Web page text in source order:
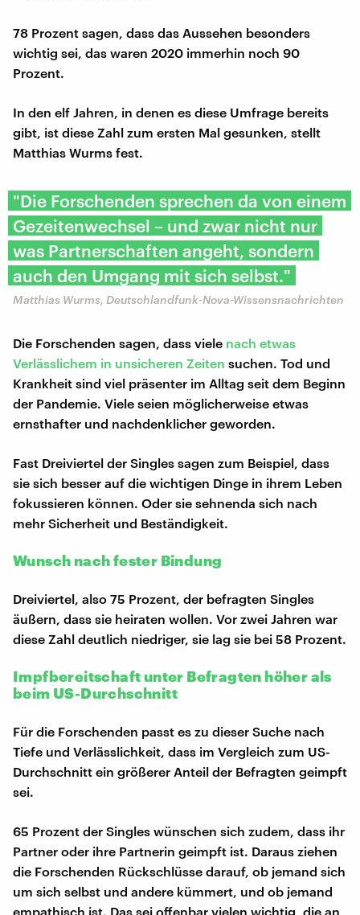
78 Prozent sagen, dass das Aussehen besonders
wichtig sei, das waren 2020 immerhin noch 90
Prozent.
In den elf Jahren, in denen es diese Umfrage bereits
gibt, ist diese Zahl zum ersten Mal gesunken, stellt
Matthias Wurms fest.
"Die Forschenden sprechen da von einem
Gezeitenwechsel – und zwar nicht nur
was Partnerschaften angeht, sondern
auch den Umgang mit sich selbst."
Matthias Wurms, Deutschlandfunk-Nova-Wissensnachrichten
Die Forschenden sagen, dass viele nach etwas
Verlässlichem in unsicheren Zeiten suchen. Tod und
Krankheit sind viel präsenter im Alltag seit dem Beginn
der Pandemie. Viele seien möglicherweise etwas
ernsthafter und nachdenklicher geworden.
Fast Dreiviertel der Singles sagen zum Beispiel, dass
sie sich besser auf die wichtigen Dinge in ihrem Leben
fokussieren können. Oder sie sehnenda sich nach
mehr Sicherheit und Beständigkeit.
Wunsch nach fester Bindung
Dreiviertel, also 75 Prozent, der befragten Singles
äußern, dass sie heiraten wollen. Vor zwei Jahren war
diese Zahl deutlich niedriger, sie lag sie bei 58 Prozent.
Impfbereitschaft unter Befragten höher als
beim US-Durchschnitt
Für die Forschenden passt es zu dieser Suche nach
Tiefe und Verlässlichkeit, dass im Vergleich zum US-
Durchschnitt ein größerer Anteil der Befragten geimpft
sei.
65 Prozent der Singles wünschen sich zudem, dass ihr
Partner oder ihre Partnerin geimpft ist. Daraus ziehen
die Forschenden Rückschlüsse darauf, ob jemand sich
um sich selbst und andere kümmert, und ob jemand
empathisch ist. Das sei offenbar vielen wichtig, die an